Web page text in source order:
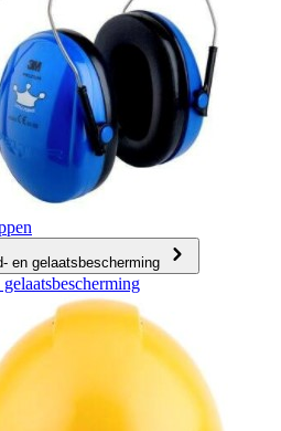
en gelaatsbescherming